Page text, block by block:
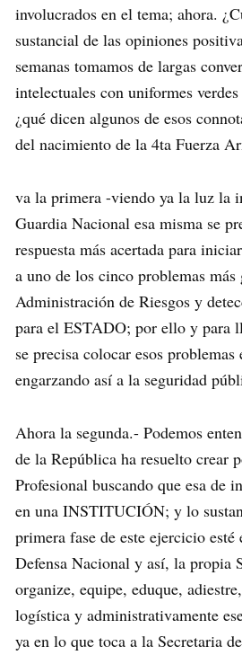
involucrados en el tema; ahora.
sustancial de las opiniones
semanas tomamos de largas
intelectuales con uniformes
¿qué dicen algunos de esos
del nacimiento de la 4ta Fuerza
va la primera -viendo ya la luz la
Guardia Nacional esa misma se
respuesta más acertada para
a uno de los cinco problemas más
Administración de Riesgos y
para el ESTADO; por ello y para
se precisa colocar esos
engarzando así a la seguridad
Ahora la segunda.- Podemos
de la República ha resuelto crear
Profesional buscando que esa de
en una INSTITUCIÓN; y lo
primera fase de este ejercicio
Defensa Nacional y así, la propia
organize, equipe, eduque,
logística y administrativamente
ya en lo que toca a la Secretaria